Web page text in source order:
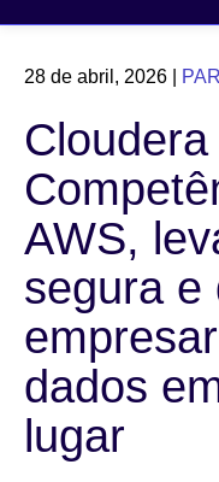
Tópicos
Negócios
Técnico
Parceiros
Indústria
Serviços
Fabricação
28 de abril, 2026
AWS,
segura e
dados
lugar